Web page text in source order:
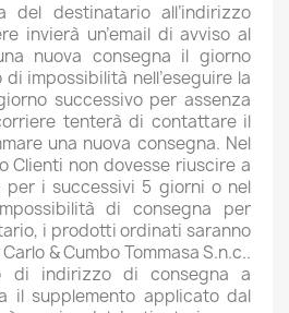
del destinatario all’indirizzo
invierà un’email di avviso al
nuova consegna il giorno
impossibilità nell’eseguire la
successivo per assenza
tenterà di contattare il
una nuova consegna. Nel
Clienti non dovesse riuscire a
i successivi 5 giorni o nel
di consegna per
i prodotti ordinati saranno
& Cumbo Tommasa S.n.c..
di indirizzo di consegna a
il supplemento applicato dal